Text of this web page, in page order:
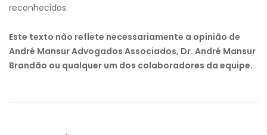
reconhecidos.
Este texto não reflete necessariamente a opinião de
André Mansur Advogados Associados, Dr. André Mansur
Brandão ou qualquer um dos colaboradores da equipe.